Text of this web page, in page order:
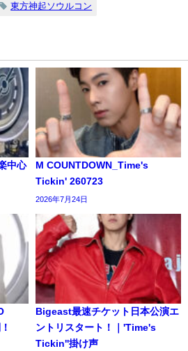
東方神起ソウルコン
中心
M COUNTDOWN_Time's
Tickin' 260723
2026年7月24日
Bigeast最速チケット日本公演エ
ントリスタート！｜'Time's
Tickin''掛け声